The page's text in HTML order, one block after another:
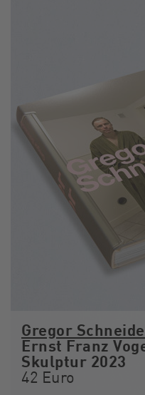
Gregor
Ernst Franz
Skulptur 2023
42 Euro